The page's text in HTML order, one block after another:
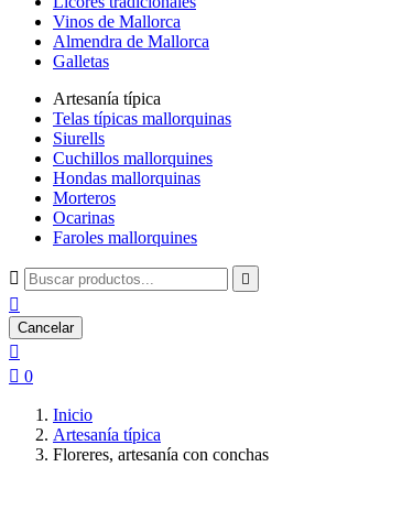
Vinos de Mallorca
Almendra de Mallorca
Galletas
Artesanía típica
Telas típicas mallorquinas
Siurells
Cuchillos mallorquines
Hondas mallorquinas
Morteros
Ocarinas
Faroles mallorquines
 

Cancelar

 0
Inicio
Artesanía típica
Floreres, artesanía con conchas